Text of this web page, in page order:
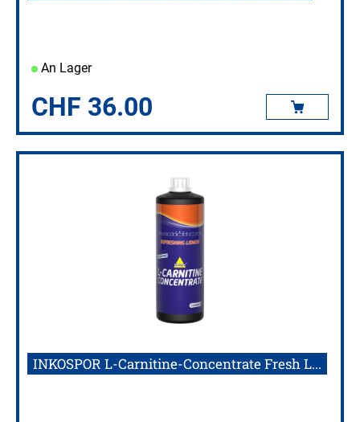
An Lager
CHF 36.00
INKOSPOR L-Carnitine-Concentrate Fresh L...